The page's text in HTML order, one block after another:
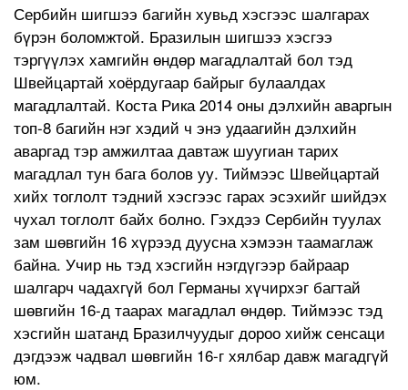
Сербийн шигшээ багийн хувьд хэсгээс шалгарах
бүрэн боломжтой. Бразилын шигшээ хэсгээ
тэргүүлэх хамгийн өндөр магадлалтай бол тэд
Швейцартай хоёрдугаар байрыг булаалдах
магадлалтай. Коста Рика 2014 оны дэлхийн аваргын
топ-8 багийн нэг хэдий ч энэ удаагийн дэлхийн
аваргад тэр амжилтаа давтаж шуугиан тарих
магадлал тун бага болов уу. Тиймээс Швейцартай
хийх тоглолт тэдний хэсгээс гарах эсэхийг шийдэх
чухал тоглолт байх болно. Гэхдээ Сербийн туулах
зам шөвгийн 16 хүрээд дуусна хэмээн таамаглаж
байна. Учир нь тэд хэсгийн нэгдүгээр байраар
шалгарч чадахгүй бол Германы хүчирхэг багтай
шөвгийн 16-д таарах магадлал өндөр. Тиймээс тэд
хэсгийн шатанд Бразилчуудыг дороо хийж сенсаци
дэгдээж чадвал шөвгийн 16-г хялбар давж магадгүй
юм.